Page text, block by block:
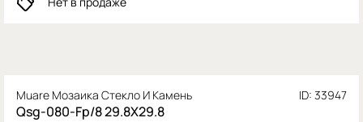
Muare Мозаика Стекло И Камень ID: 33947
Qsg-080-Fp/8 29.8X29.8